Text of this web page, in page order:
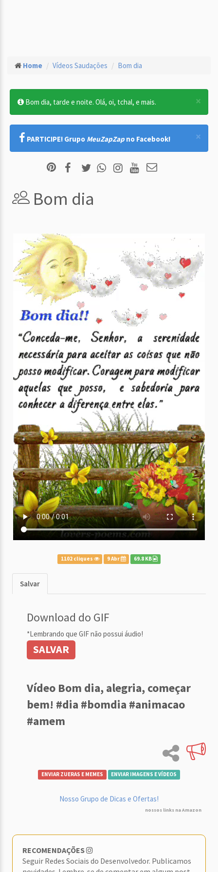
Home Vídeos Saudações Bom dia
×
Bom dia, tarde e noite. Olá, oi, tchal, e mais.
×
PARTICIPE! Grupo MeuZapZap no Facebook!
Bom dia
1102 cliques 9 Abr 69.8 KB
Salvar
Download do GIF
*Lembrando que GIF não possui áudio!
SALVAR
Vídeo Bom dia, alegria, começar
bem! #dia #bomdia #animacao
#amem
ENVIAR ZUERAS E MEMES ENVIAR IMAGENS E VÍDEOS
Nosso Grupo de Dicas e Ofertas!
nossos links na Amazon
RECOMENDAÇÕES
Seguir Redes Sociais do Desenvolvedor. Publicamos